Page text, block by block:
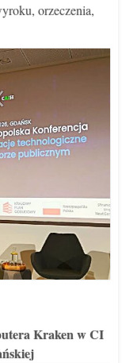
orzeczenia,
Kraken w CI